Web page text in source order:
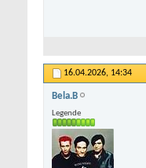
16.04.2026, 14:34
Bela.B
Legende